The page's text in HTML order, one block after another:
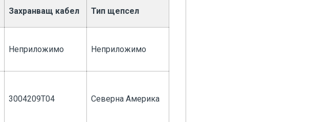
Захранващ кабел Тип щепсел
Неприложимо Неприложимо
3004209T04 Северна Америка